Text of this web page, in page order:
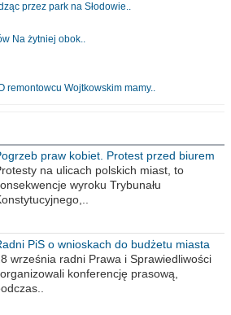
przez park na Słodowie..
Na żytniej obok..
remontowcu Wojtkowskim mamy..
praw kobiet. Protest przed biurem
PiS
na ulicach polskich miast, to
wyroku Trybunału
PiS o wnioskach do budżetu miasta
2021 rok
września radni Prawa i Sprawiedliwości
konferencję prasową,